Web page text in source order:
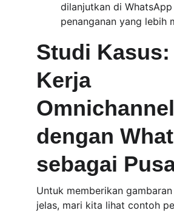
dilanjutkan di
penanganan yang lebih
Studi
Kerja
Omnichannel
dengan
sebagai
Untuk memberikan
jelas, mari kita lihat contoh